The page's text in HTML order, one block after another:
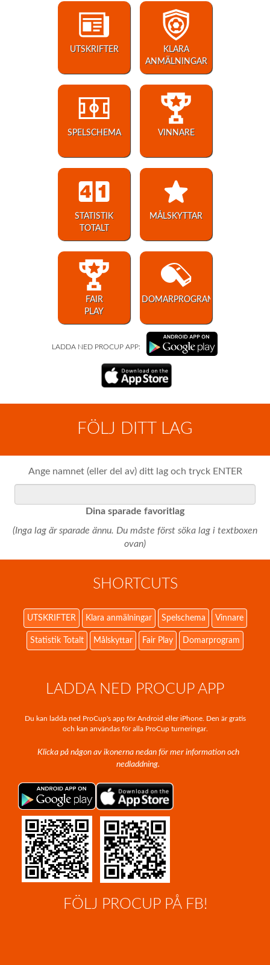
UTSKRIFTER
KLARA
ANMÄLNINGAR
SPELSCHEMA VINNARE
STATISTIK
TOTALT
MÅLSKYTTAR
FAIR
PLAY
DOMARPROGRAM
LADDA NED PROCUP APP:
FÖLJ DITT LAG
Ange namnet (eller del av) ditt lag och tryck ENTER
Dina sparade favoritlag
(Inga lag är sparade ännu. Du måste först söka lag i textboxen
ovan)
SHORTCUTS
UTSKRIFTER Klara anmälningar Spelschema Vinnare
Statistik Totalt Målskyttar Fair Play Domarprogram
LADDA NED PROCUP APP
Du kan ladda ned ProCup's app för Android eller iPhone. Den är gratis
och kan användas för alla ProCup turneringar.
Klicka på någon av ikonerna nedan för mer information och
nedladdning.
FÖLJ PROCUP PÅ FB!